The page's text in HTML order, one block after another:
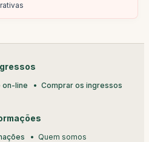
on-line Comprar os ingressos
Quem somos